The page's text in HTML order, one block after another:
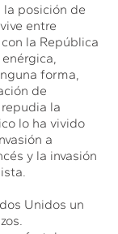
la posición de
entre
la República
forma,
de
la
lo ha vivido
a
y la invasión
Unidos un